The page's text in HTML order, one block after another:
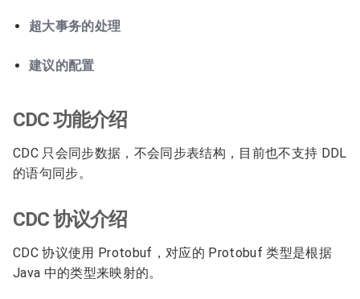
超大事务的处理
建议的配置
CDC 功能介绍
CDC 只会同步数据，不会同步表结构，目前也不支持 DDL
的语句同步。
CDC 协议介绍
CDC 协议使用 Protobuf，对应的 Protobuf 类型是根据
Java 中的类型来映射的。